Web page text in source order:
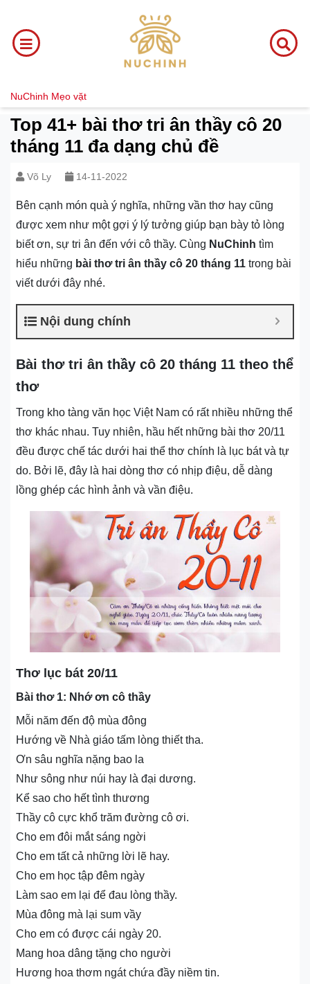
NuChinh Mẹo vặt
Top 41+ bài thơ tri ân thầy cô 20
tháng 11 đa dạng chủ đề
Võ Ly 14-11-2022
Bên cạnh món quà ý nghĩa, những vần thơ hay cũng
được xem như một gợi ý lý tưởng giúp bạn bày tỏ lòng
biết ơn, sự tri ân đến với cô thầy. Cùng NuChinh tìm
hiểu những bài thơ tri ân thầy cô 20 tháng 11 trong bài
viết dưới đây nhé.
Nội dung chính
Bài thơ tri ân thầy cô 20 tháng 11 theo thể
thơ
Trong kho tàng văn học Việt Nam có rất nhiều những thể
thơ khác nhau. Tuy nhiên, hầu hết những bài thơ 20/11
đều được chế tác dưới hai thể thơ chính là lục bát và tự
do. Bởi lẽ, đây là hai dòng thơ có nhịp điệu, dễ dàng
lồng ghép các hình ảnh và vần điệu.
Thơ lục bát 20/11
Bài thơ 1: Nhớ ơn cô thầy
Mỗi năm đến độ mùa đông
Hướng về Nhà giáo tấm lòng thiết tha.
Ơn sâu nghĩa nặng bao la
Như sông như núi hay là đại dương.
Kể sao cho hết tình thương
Thầy cô cực khổ trăm đường cô ơi.
Cho em đôi mắt sáng ngời
Cho em tất cả những lời lẽ hay.
Cho em học tập đêm ngày
Làm sao em lại để đau lòng thầy.
Mùa đông mà lại sum vầy
Cho em có được cái ngày 20.
Mang hoa dâng tặng cho người
Hương hoa thơm ngát chứa đầy niềm tin.